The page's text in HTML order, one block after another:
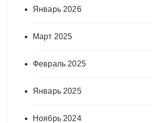
Январь 2026
Март 2025
Февраль 2025
Январь 2025
Ноябрь 2024